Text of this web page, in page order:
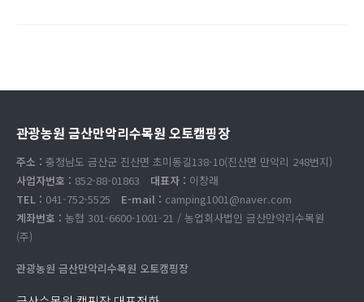
관광농원 금산만악리수목원 오토캠핑장
주소 : 충청남도 금산군 진산면 초미동길138-10(진산면 만악리 248번지)
사업자번호 : 852-88-01863 대표자 : 이창래
TEL : 041-752-5525 E-mail : camping1001@naver.com
계좌번호 : 농협 301-6600-1001-21 / 농업회사법인 금산만악리수목원
(주)
관광농원 금산만악리수목원 오토캠핑장